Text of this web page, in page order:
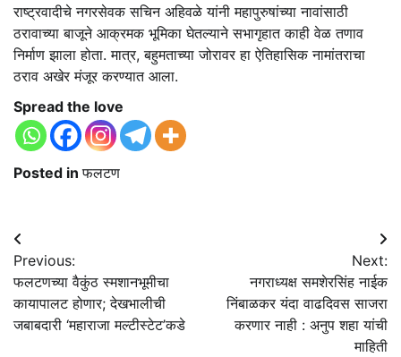
राष्ट्रवादीचे नगरसेवक सचिन अहिवळे यांनी महापुरुषांच्या नावांसाठी
ठरावाच्या बाजूने आक्रमक भूमिका घेतल्याने सभागृहात काही वेळ तणाव
निर्माण झाला होता. मात्र, बहुमताच्या जोरावर हा ऐतिहासिक नामांतराचा
ठराव अखेर मंजूर करण्यात आला.
Spread the love
Posted inफलटण
Post
navigation
Previous:
फलटणच्या वैकुंठ स्मशानभूमीचा
कायापालट होणार; देखभालीची
जबाबदारी ‘महाराजा मल्टीस्टेट’कडे
Next:
नगराध्यक्ष समशेरसिंह नाईक
निंबाळकर यंदा वाढदिवस साजरा
करणार नाही : अनुप शहा यांची
माहिती